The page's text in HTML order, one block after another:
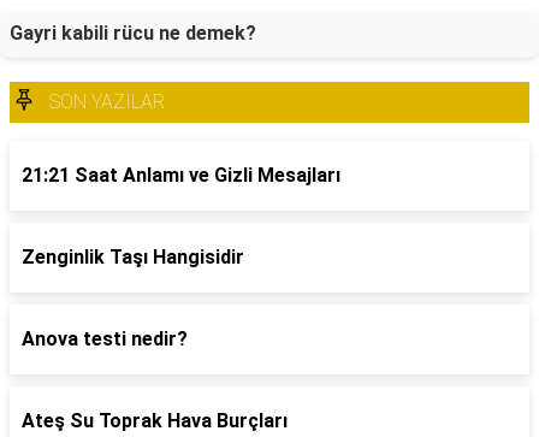
Gayri kabili rücu ne demek?
SON YAZILAR
21:21 Saat Anlamı ve Gizli Mesajları
Zenginlik Taşı Hangisidir
Anova testi nedir?
Ateş Su Toprak Hava Burçları